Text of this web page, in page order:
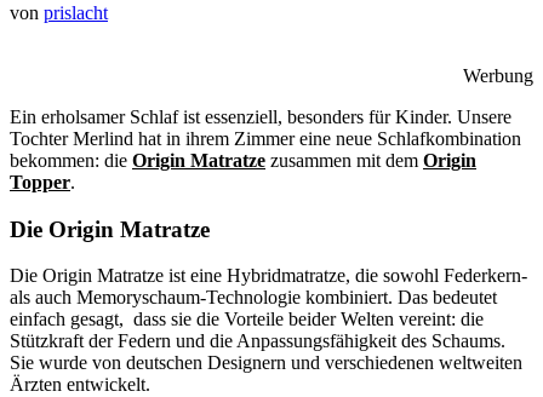
von prislacht
Werbung
Ein erholsamer Schlaf ist essenziell, besonders für Kinder. Unsere
Tochter Merlind hat in ihrem Zimmer eine neue Schlafkombination
bekommen: die Origin Matratze zusammen mit dem Origin
Topper.
Die Origin Matratze
Die Origin Matratze ist eine Hybridmatratze, die sowohl Federkern-
als auch Memoryschaum-Technologie kombiniert. Das bedeutet
einfach gesagt, dass sie die Vorteile beider Welten vereint: die
Stützkraft der Federn und die Anpassungsfähigkeit des Schaums.
Sie wurde von deutschen Designern und verschiedenen weltweiten
Ärzten entwickelt.